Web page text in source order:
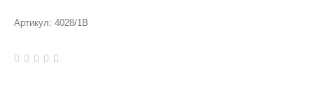
Артикул: 4028/1B